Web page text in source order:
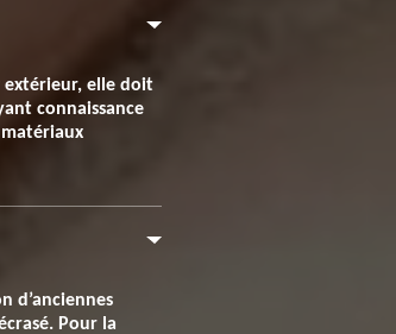
extérieur, elle doit
connaissance
d’anciennes
Pour la